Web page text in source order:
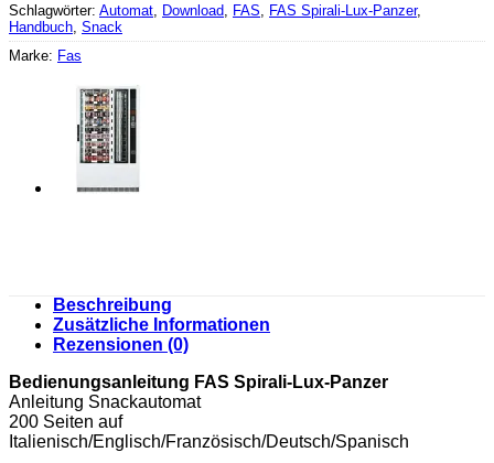
Schlagwörter: Automat Download FAS FAS Spirali-Lux-Panzer,
Handbuch Snack
Marke: Fas
Beschreibung
Zusätzliche Informationen
Rezensionen (0)
Bedienungsanleitung FAS Spirali-Lux-Panzer
Anleitung Snackautomat
200 Seiten auf
Italienisch/Englisch/Französisch/Deutsch/Spanisch